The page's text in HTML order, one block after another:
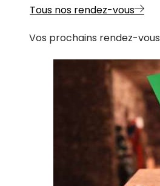
Tous nos rendez-vous
Vos prochains rendez-vous